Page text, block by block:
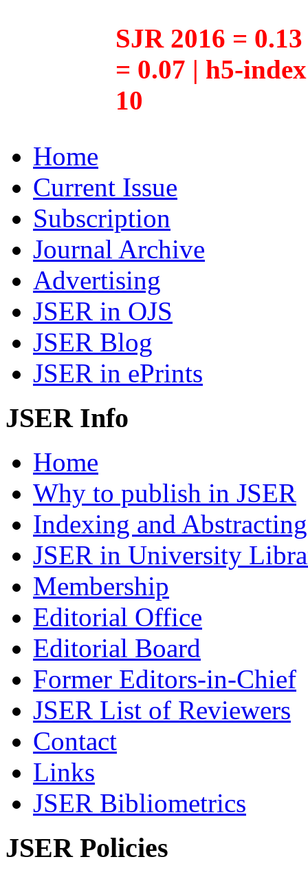
SJR 2016 =
= 0.07 | h5-
10
Home
Current Issue
Subscription
Journal Archive
Advertising
JSER in OJS
JSER Blog
JSER in ePrints
JSER Info
Home
Why to publish in JSER
Indexing and Abstracting
JSER in University
Membership
Editorial Office
Editorial Board
Former Editors-in-Chief
JSER List of Reviewers
Contact
Links
JSER Bibliometrics
JSER Policies